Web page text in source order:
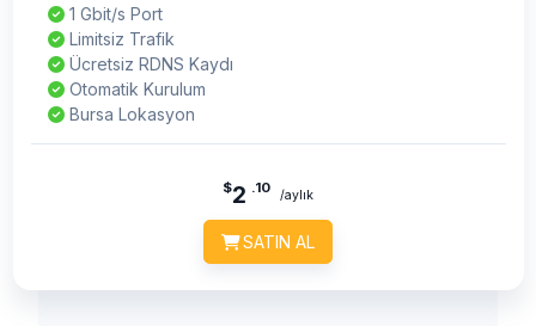
1 Gbit/s Port
Limitsiz Trafik
Ücretsiz RDNS Kaydı
Otomatik Kurulum
Bursa Lokasyon
$2 .10 /aylık
SATIN AL